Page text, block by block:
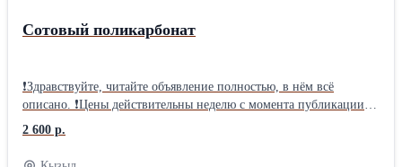
Сотовый поликарбонат
❗Здравствуйте, читайте объявление полностью, в нём всё
описано. ❗Цены действительны неделю с момента публикации от
04.08.2026г, далее актуальную стоимость Вы можете узнать по
телефону или у нас в магазине. ❗Смотрите все объявления
продавца "Авито" выбирайте понравившиеся Вам товары,
2 600 р.